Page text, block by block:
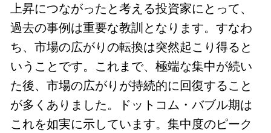
上昇につながったと考える投資家にとって、
過去の事例は重要な教訓となります。すなわ
ち、市場の広がりの転換は突然起こり得ると
いうことです。これまで、極端な集中が続い
た後、市場の広がりが持続的に回復すること
が多くありました。ドットコム・バブル期は
これを如実に示しています。 集中度のピーク